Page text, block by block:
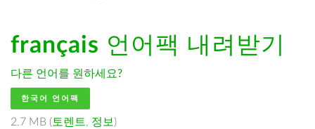
français 언어팩 내려받기
다른 언어를 원하세요?
한국어 언어팩
2.7 MB ( 토렌트, 정보 )